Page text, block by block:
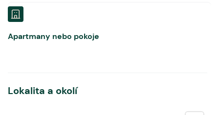
Apartmany nebo pokoje
Lokalita a okolí